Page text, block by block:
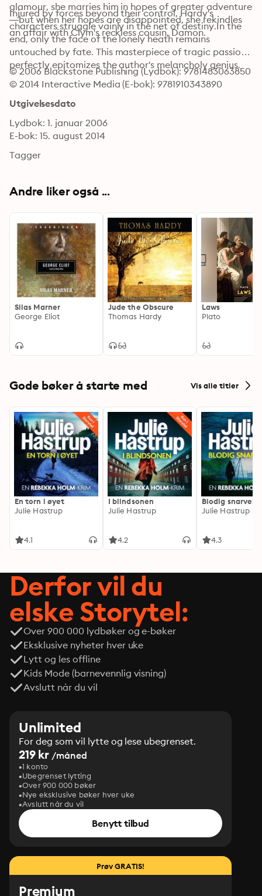
glamour, she marries him in hopes of greater adventure
—but when her hopes are disappointed, she rekindles
an affair with Clym's reckless cousin, Damon.
Injured by forces beyond their control, Hardy's
characters struggle vainly in the net of destiny.In the
end, only the face of the lonely heath remains
untouched by fate. This masterpiece of tragic passion
perfectly epitomizes the author's melancholy genius.
© 2006 Blackstone Publishing (Lydbok): 9781483063850
© 2014 Interactive Media (E-bok): 9781910343890
Utgivelsesdato
Lydbok: 1. januar 2006
E-bok: 15. august 2014
Tagger
Andre liker også ...
Silas Marner
George Eliot
Jude the Obscure
Thomas Hardy
Laws
Plato
Gode bøker å starte med Vis alle titler
En torn i øyet
Julie Hastrup
4.1
I blindsonen
Julie Hastrup
4.2
Blodig snarvei
Julie Hastrup
4.3
Derfor vil du
elske Storytel:
Over 900 000 lydbøker og e-bøker
Eksklusive nyheter hver uke
Lytt og les offline
Kids Mode (barnevennlig visning)
Avslutt når du vil
Unlimited
For deg som vil lytte og lese ubegrenset.
219 kr /måned
1 konto
Ubegrenset lytting
Over 900 000 bøker
Nye eksklusive bøker hver uke
Avslutt når du vil
Benytt tilbud
Prøv GRATIS!
Premium